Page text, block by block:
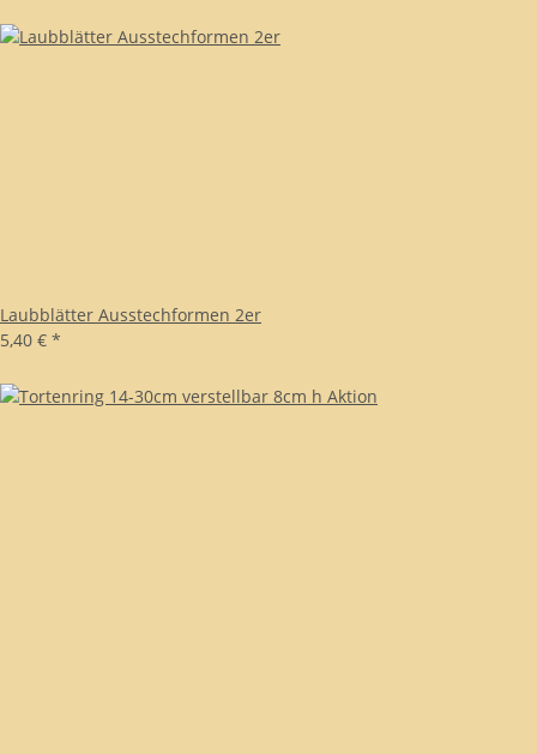
Laubblätter Ausstechformen 2er
5,40 € *